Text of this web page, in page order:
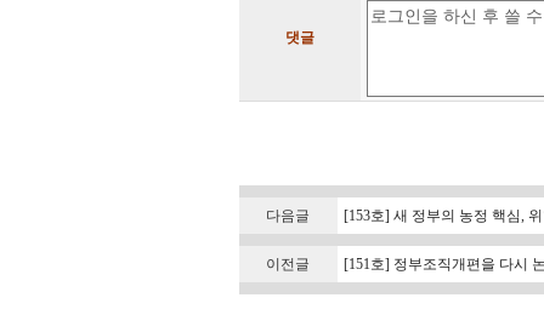
댓글
다음글 [153호] 새 정부의 농정 핵심,
이전글 [151호] 정부조직개편을 다시